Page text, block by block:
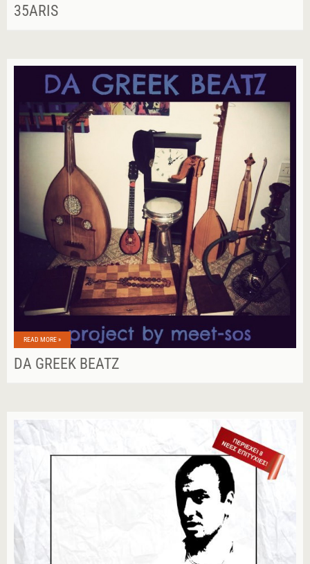
35ARIS
READ MORE »
DA GREEK BEATZ